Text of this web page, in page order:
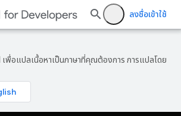
ลงชื่อเข้าใช้
เพื่อแปลเนื้อหาเป็นภาษาที่คุณต้องการ การแปลโดย